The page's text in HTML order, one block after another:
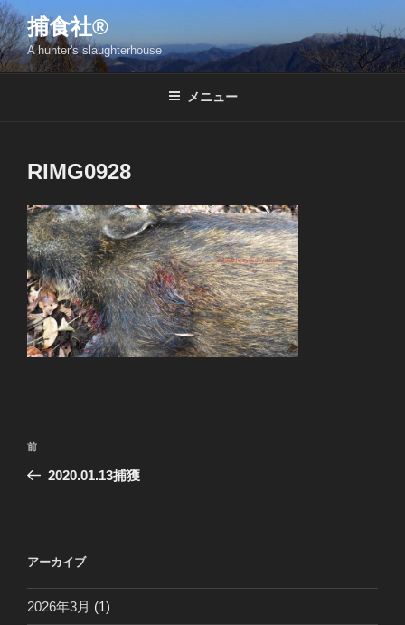
コ
ン
テ
ン
捕食社®
A hunter's slaughterhouse
メニュー
RIMG0928
投
ー
シ
ョ
前
の
前
2020.01.13捕獲
アーカイブ
2026年3月 (1)